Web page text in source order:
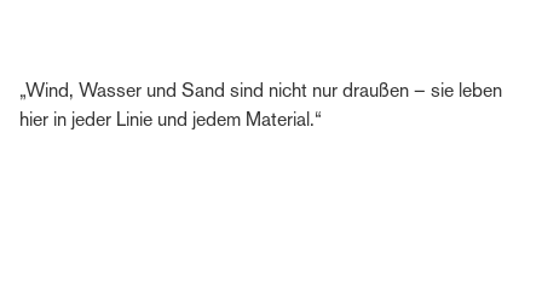
„Wind, Wasser und Sand sind nicht nur draußen – sie leben
hier in jeder Linie und jedem Material.“